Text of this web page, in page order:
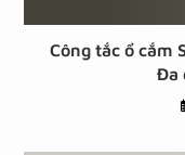
Công tắc ổ cắm
Đa